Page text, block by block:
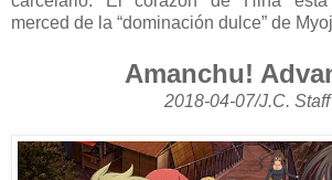
merced de la “dominación dulce” de
Amanchu!
2018-04-07/J.C. Staff